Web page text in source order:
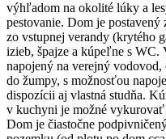
výhľadom na okolité lúky a
pestovanie. Dom je postavený
zo vstupnej verandy (krytého
izieb, špajze a kúpeľne s
napojený na verejný
do žumpy, s možnosťou
dispozícii aj vlastná studňa.
v kuchyni je možné vykurovať
Dom je čiastočne